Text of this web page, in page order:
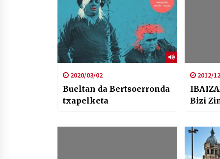
2020/03/02
Bueltan da Bertsoerronda
txapelketa
2012/
Bizi